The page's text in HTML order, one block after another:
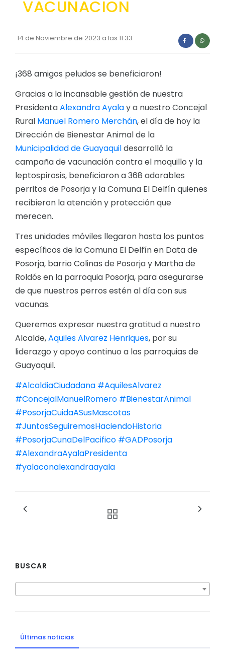
Convocatorias
Plan de desarrollo y Ordenamiento Territorial -
Plan Anual Contratación - PAC
Convenios Institucionales
PRESUPUESTO: EJECUCIÓN Y REPORTES
Cédulas presupuestarias y balances
Procesos de contratación
Ejecución Presupuestaria
Obras y proyectos
VACUNACION
14 de Noviembre de 2023 a las 11:33
¡368 amigos peludos se beneficiaron!
Gracias a la incansable gestión de nuestra
PresidentaAlexandra Ayalay a nuestro Concejal
Rural Manuel Romero Merchán, el día de hoy la
Dirección de Bienestar Animal de la
Municipalidad de Guayaquildesarrolló la
campaña de vacunación contra el moquillo y la
leptospirosis, beneficiaron a 368 adorables
perritos de Posorja y la Comuna El Delfín quienes
recibieron la atención y protección que
merecen.
Tres unidades móviles llegaron hasta los puntos
específicos de la Comuna El Delfín en Data de
Posorja, barrio Colinas de Posorja y Martha de
Roldós en la parroquia Posorja, para asegurarse
de que nuestros perros estén al día con sus
vacunas.
Queremos expresar nuestra gratitud a nuestro
Alcalde,Aquiles Alvarez Henriques, por su
liderazgo y apoyo continuo a las parroquias de
Guayaquil.
#AlcaldiaCiudadana #AquilesAlvarez
#ConcejalManuelRomero #BienestarAnimal
#PosorjaCuidaASusMascotas
#JuntosSeguiremosHaciendoHistoria
#PosorjaCunaDelPacifico #GADPosorja
#AlexandraAyalaPresidenta
#yalaconalexandraayala
BUSCAR
Últimas noticias